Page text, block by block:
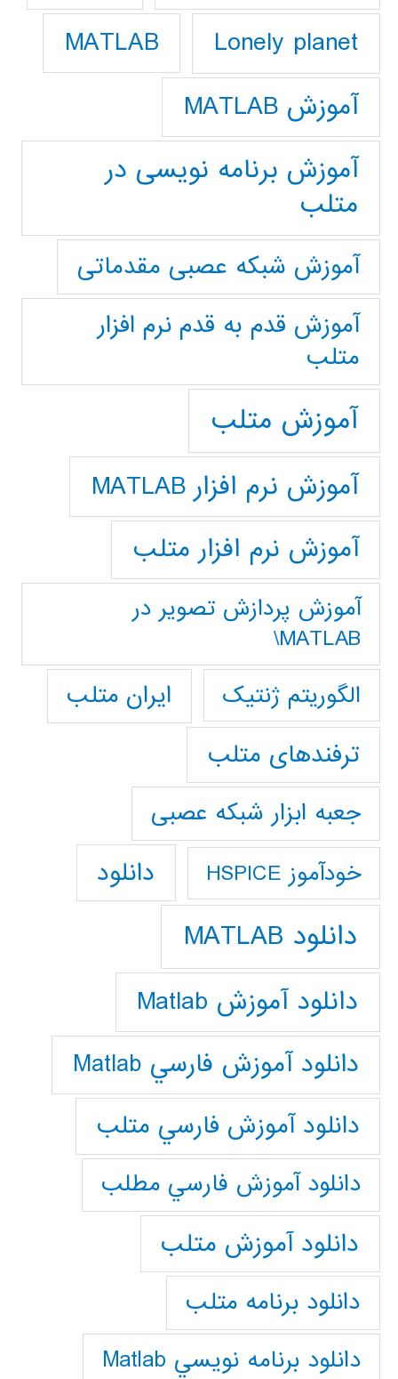
Lonely planet
MATLAB
آموزش MATLAB
آموزش برنامه نویسی در
متلب
آموزش شبکه عصبی مقدماتی
آموزش قدم به قدم نرم افزار
متلب
آموزش متلب
آموزش نرم افزار MATLAB
آموزش نرم افزار متلب
آموزش پردازش تصوير در
MATLAB\
الگوریتم ژنتیک
ایران متلب
ترفندهای متلب
جعبه ابزار شبکه عصبی
خودآموز HSPICE دانلود
دانلود MATLAB
دانلود آموزش Matlab
دانلود آموزش فارسي Matlab
دانلود آموزش فارسي متلب
دانلود آموزش فارسي مطلب
دانلود آموزش متلب
دانلود برنامه متلب
دانلود برنامه نويسي Matlab